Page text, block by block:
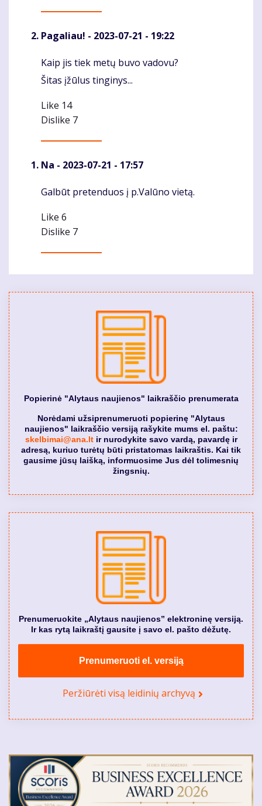
Pagaliau! - 2023-07-21 - 19:22
Komentaras
Kaip jis tiek metų buvo vadovu?
Šitas įžūlus tinginys...
Like 14
Dislike 7
Na - 2023-07-21 - 17:57
Komentaras
Galbūt pretenduos į p.Valūno vietą.
Like 6
Dislike 7
Popierinė "Alytaus naujienos" laikraščio prenumerata
Norėdami užsiprenumeruoti popierinę "Alytaus
naujienos" laikraščio versiją rašykite mums el. paštu:
skelbimai@ana.ltir nurodykite savo vardą, pavardę ir
adresą, kuriuo turėtų būti pristatomas laikraštis. Kai tik
gausime jūsų laišką, informuosime Jus dėl tolimesnių
žingsnių.
Prenumeruokite „Alytaus naujienos” elektroninę versiją.
Ir kas rytą laikraštį gausite į savo el. pašto dėžutę.
Prenumeruoti el. versiją
Peržiūrėti visą leidinių archyvą